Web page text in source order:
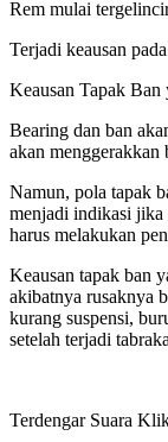
Rem mulai
Terjadi keausan
Keausan Tapak Ban
Bearing dan ban
akan menggerakkan
Namun, pola tapak
menjadi indikasi jika
harus melakukan
Keausan tapak ban
akibatnya rusaknya
kurang suspensi,
setelah terjadi
Terdengar Suara